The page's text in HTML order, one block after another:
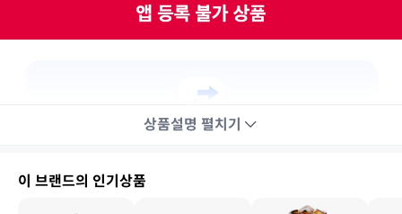
상품설명 펼치기
이 브랜드의 인기상품